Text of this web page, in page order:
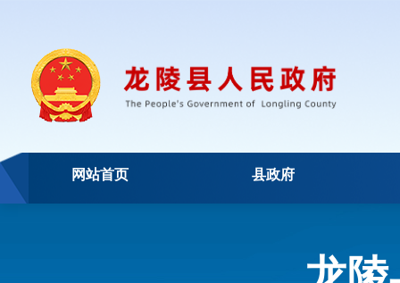
网站首页 县政府